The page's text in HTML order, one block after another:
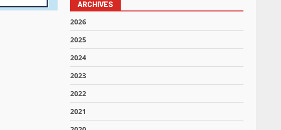
ARCHIVES
2026
2025
2024
2023
2022
2021